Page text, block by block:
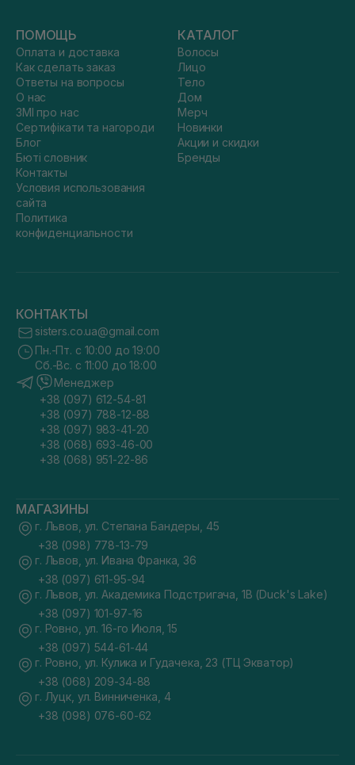
ПОМОЩЬ
Оплата и доставка
Как сделать заказ
Ответы на вопросы
О нас
ЗМІ про нас
Сертифікати та нагороди
Блог
Бюті словник
Контакты
Условия использования
сайта
Политика
конфиденциальности
КАТАЛОГ
Волосы
Лицо
Тело
Дом
Мерч
Новинки
Акции и скидки
Бренды
КОНТАКТЫ
sisters.co.ua@gmail.com
Пн.-Пт. с 10:00 до 19:00
Сб.-Вс. с 11:00 до 18:00
Менеджер
+38 (097) 612-54-81
+38 (097) 788-12-88
+38 (097) 983-41-20
+38 (068) 693-46-00
+38 (068) 951-22-86
МАГАЗИНЫ
г. Львов, ул. Степана Бандеры, 45
+38 (098) 778-13-79
г. Львов, ул. Ивана Франка, 36
+38 (097) 611-95-94
г. Львов, ул. Академика Подстригача, 1В (Duck's Lake)
+38 (097) 101-97-16
г. Ровно, ул. 16-го Июля, 15
+38 (097) 544-61-44
г. Ровно, ул. Кулика и Гудачека, 23 (ТЦ Экватор)
+38 (068) 209-34-88
г. Луцк, ул. Винниченка, 4
+38 (098) 076-60-62